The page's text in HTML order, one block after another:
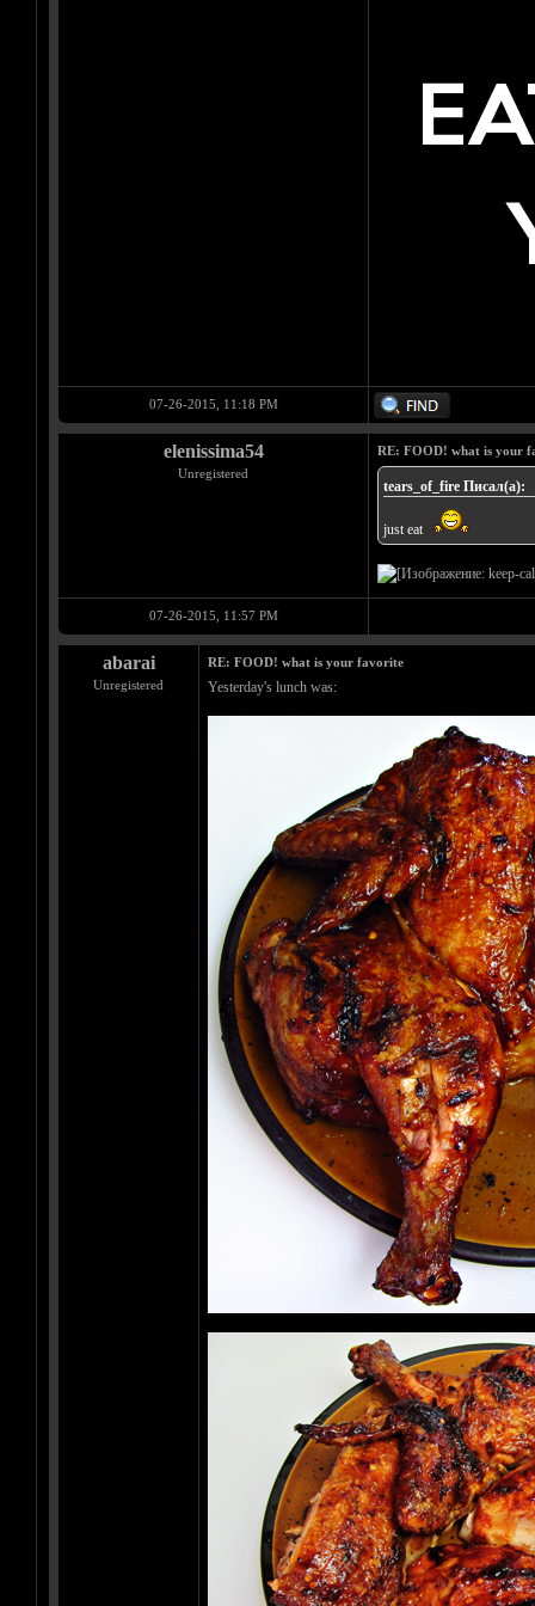
07-26-2015, 11:18 PM
elenissima54
Unregistered
RE: FOOD! what is your
tears_of_fire Писал(а):
just eat
07-26-2015, 11:57 PM
abarai
Unregistered
RE: FOOD! what is your favorite
Yesterday's lunch was: